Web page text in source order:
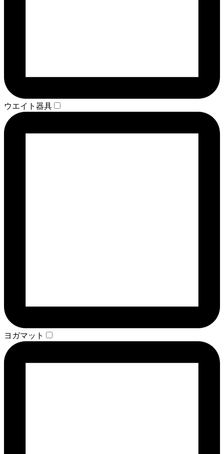
ウエイト器具
ヨガマット